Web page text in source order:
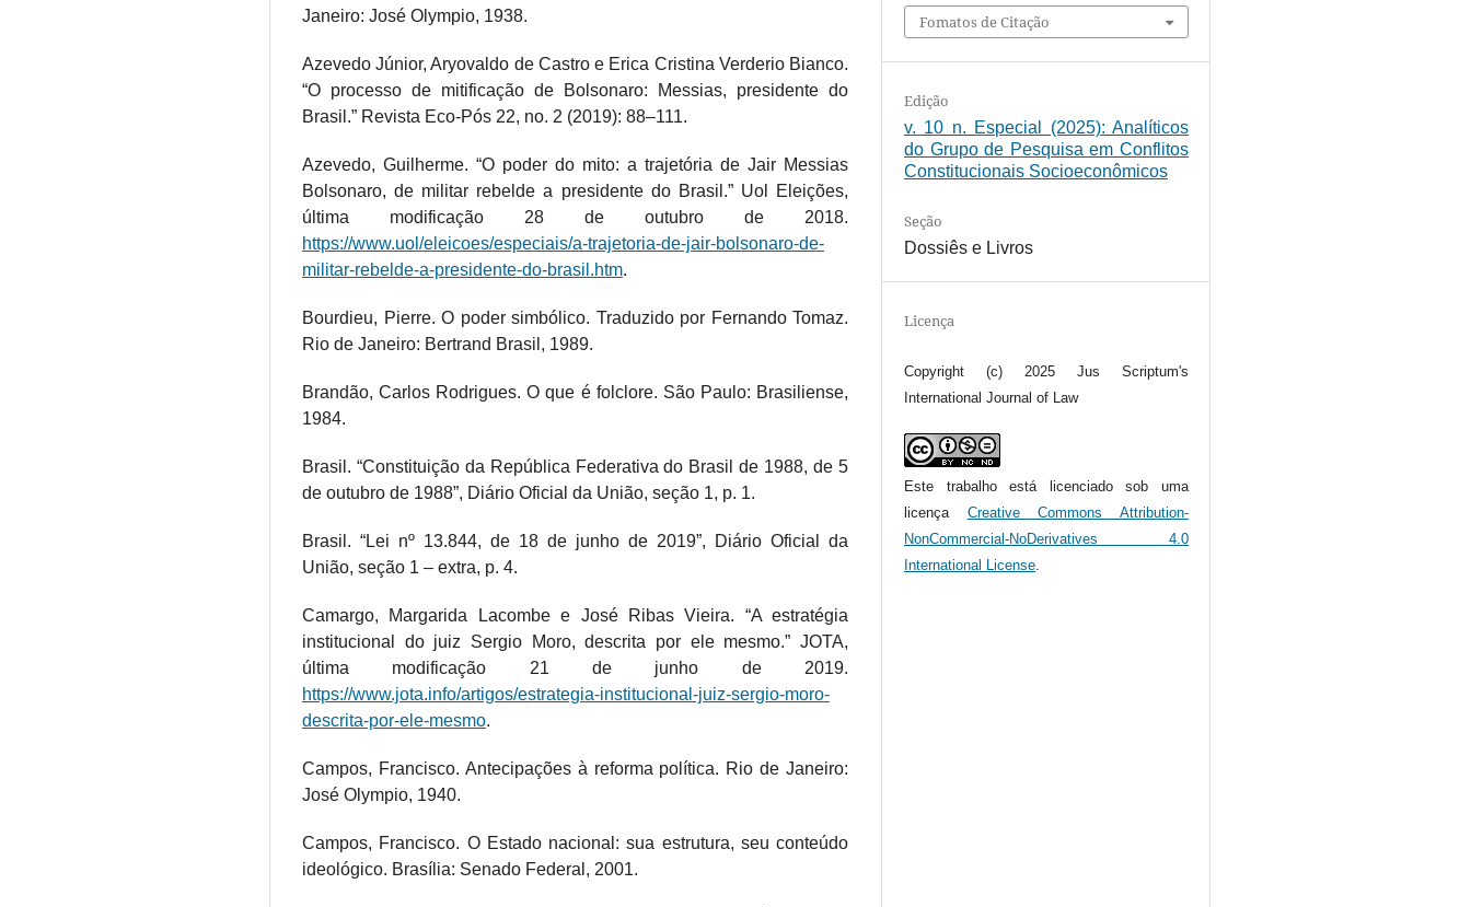
Janeiro: José Olympio, 1938.
Azevedo Júnior, Aryovaldo de Castro e Erica Cristina Verderio Bianco.
“O processo de mitificação de Bolsonaro: Messias, presidente do
Brasil.” Revista Eco-Pós 22, no. 2 (2019): 88–111.
Azevedo, Guilherme. “O poder do mito: a trajetória de Jair Messias
Bolsonaro, de militar rebelde a presidente do Brasil.” Uol Eleições,
última modificação 28 de outubro de 2018.
https://www.uol/eleicoes/especiais/a-trajetoria-de-jair-bolsonaro-de-
militar-rebelde-a-presidente-do-brasil.htm.
Bourdieu, Pierre. O poder simbólico. Traduzido por Fernando Tomaz.
Rio de Janeiro: Bertrand Brasil, 1989.
Brandão, Carlos Rodrigues. O que é folclore. São Paulo: Brasiliense,
1984.
Brasil. “Constituição da República Federativa do Brasil de 1988, de 5
de outubro de 1988”, Diário Oficial da União, seção 1, p. 1.
Brasil. “Lei nº 13.844, de 18 de junho de 2019”, Diário Oficial da
União, seção 1 – extra, p. 4.
Camargo, Margarida Lacombe e José Ribas Vieira. “A estratégia
institucional do juiz Sergio Moro, descrita por ele mesmo.” JOTA,
última modificação 21 de junho de 2019.
https://www.jota.info/artigos/estrategia-institucional-juiz-sergio-moro-
descrita-por-ele-mesmo.
Campos, Francisco. Antecipações à reforma política. Rio de Janeiro:
José Olympio, 1940.
Campos, Francisco. O Estado nacional: sua estrutura, seu conteúdo
ideológico. Brasília: Senado Federal, 2001.
Fomatos de Citação
Edição
v. 10 n. Especial (2025): Analíticos
do Grupo de Pesquisa em Conflitos
Constitucionais Socioeconômicos
Seção
Dossiês e Livros
Licença
Copyright (c) 2025 Jus Scriptum's
International Journal of Law
Este trabalho está licenciado sob uma
licença Creative Commons Attribution-
NonCommercial-NoDerivatives 4.0
International License